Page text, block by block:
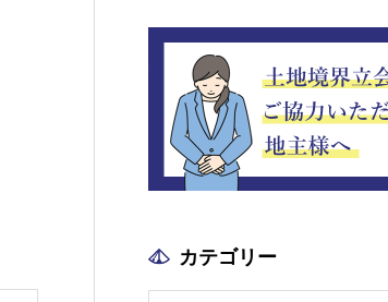
カテゴリー